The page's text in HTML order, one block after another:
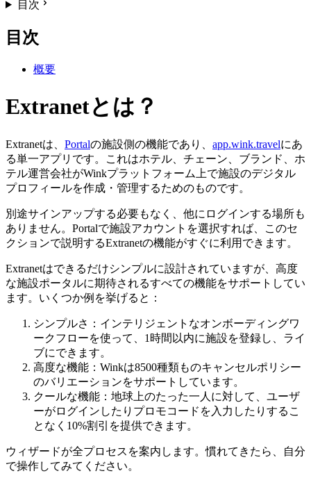
目次
目次
概要
Extranetとは？
Extranetは、 Portalの施設側の機能であり、 app.wink.travelにあ
る単一アプリです。これはホテル、チェーン、ブランド、ホ
テル運営会社がWinkプラットフォーム上で施設のデジタル
プロフィールを作成・管理するためのものです。
別途サインアップする必要もなく、他にログインする場所も
ありません。Portalで施設アカウントを選択すれば、このセ
クションで説明するExtranetの機能がすぐに利用できます。
Extranetはできるだけシンプルに設計されていますが、高度
な施設ポータルに期待されるすべての機能をサポートしてい
ます。いくつか例を挙げると：
シンプルさ：インテリジェントなオンボーディングワ
ークフローを使って、1時間以内に施設を登録し、ライ
ブにできます。
高度な機能：Winkは8500種類ものキャンセルポリシー
のバリエーションをサポートしています。
クールな機能：地球上のたった一人に対して、ユーザ
ーがログインしたりプロモコードを入力したりするこ
となく10%割引を提供できます。
ウィザードが全プロセスを案内します。慣れてきたら、自分
で操作してみてください。